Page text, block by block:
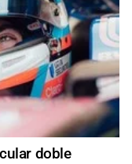
doble